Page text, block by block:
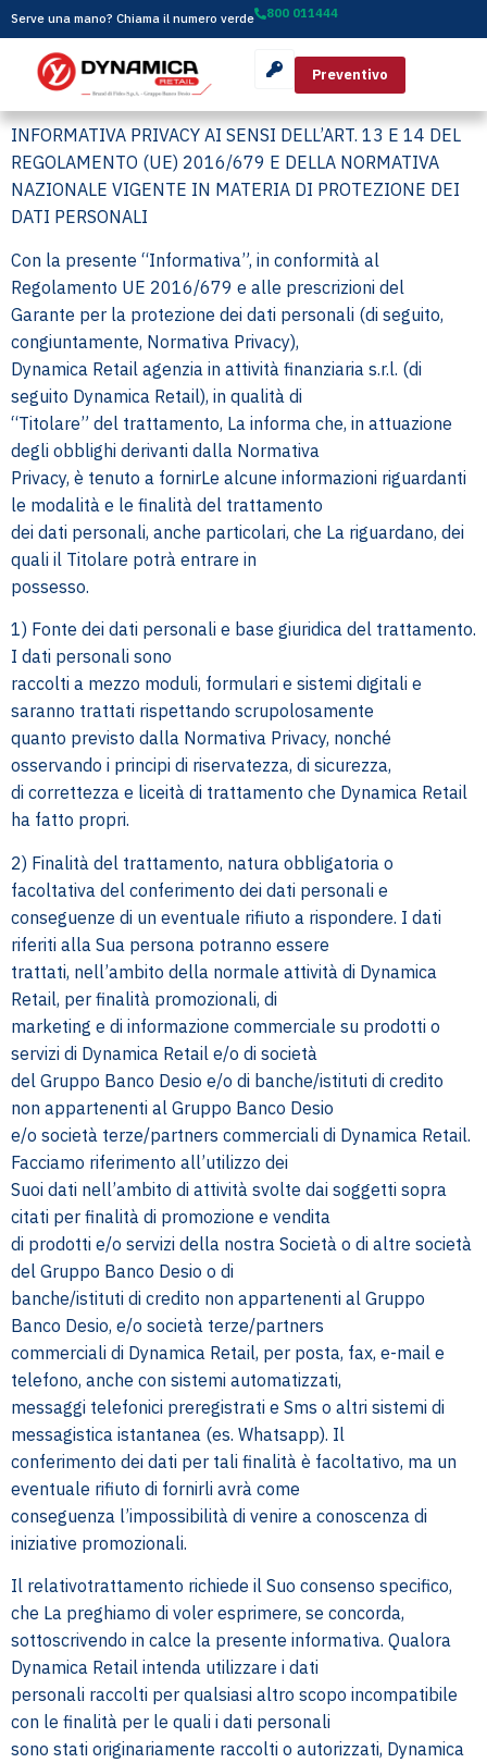
Serve una mano? Chiama il numero verde 800 011444
Preventivo
INFORMATIVA PRIVACY AI SENSI DELL’ART. 13 E 14 DEL
REGOLAMENTO (UE) 2016/679 E DELLA NORMATIVA
NAZIONALE VIGENTE IN MATERIA DI PROTEZIONE DEI
DATI PERSONALI
Con la presente “Informativa”, in conformità al
Regolamento UE 2016/679 e alle prescrizioni del
Garante per la protezione dei dati personali (di seguito,
congiuntamente, Normativa Privacy),
Dynamica Retail agenzia in attività finanziaria s.r.l. (di
seguito Dynamica Retail), in qualità di
“Titolare” del trattamento, La informa che, in attuazione
degli obblighi derivanti dalla Normativa
Privacy, è tenuto a fornirLe alcune informazioni riguardanti
le modalità e le finalità del trattamento
dei dati personali, anche particolari, che La riguardano, dei
quali il Titolare potrà entrare in
possesso.
1) Fonte dei dati personali e base giuridica del trattamento.
I dati personali sono
raccolti a mezzo moduli, formulari e sistemi digitali e
saranno trattati rispettando scrupolosamente
quanto previsto dalla Normativa Privacy, nonché
osservando i principi di riservatezza, di sicurezza,
di correttezza e liceità di trattamento che Dynamica Retail
ha fatto propri.
2) Finalità del trattamento, natura obbligatoria o
facoltativa del conferimento dei dati personali e
conseguenze di un eventuale rifiuto a rispondere. I dati
riferiti alla Sua persona potranno essere
trattati, nell’ambito della normale attività di Dynamica
Retail, per finalità promozionali, di
marketing e di informazione commerciale su prodotti o
servizi di Dynamica Retail e/o di società
del Gruppo Banco Desio e/o di banche/istituti di credito
non appartenenti al Gruppo Banco Desio
e/o società terze/partners commerciali di Dynamica Retail.
Facciamo riferimento all’utilizzo dei
Suoi dati nell’ambito di attività svolte dai soggetti sopra
citati per finalità di promozione e vendita
di prodotti e/o servizi della nostra Società o di altre società
del Gruppo Banco Desio o di
banche/istituti di credito non appartenenti al Gruppo
Banco Desio, e/o società terze/partners
commerciali di Dynamica Retail, per posta, fax, e-mail e
telefono, anche con sistemi automatizzati,
messaggi telefonici preregistrati e Sms o altri sistemi di
messagistica istantanea (es. Whatsapp). Il
conferimento dei dati per tali finalità è facoltativo, ma un
eventuale rifiuto di fornirli avrà come
conseguenza l’impossibilità di venire a conoscenza di
iniziative promozionali.
Il relativotrattamento richiede il Suo consenso specifico,
che La preghiamo di voler esprimere, se concorda,
sottoscrivendo in calce la presente informativa. Qualora
Dynamica Retail intenda utilizzare i dati
personali raccolti per qualsiasi altro scopo incompatibile
con le finalità per le quali i dati personali
sono stati originariamente raccolti o autorizzati, Dynamica